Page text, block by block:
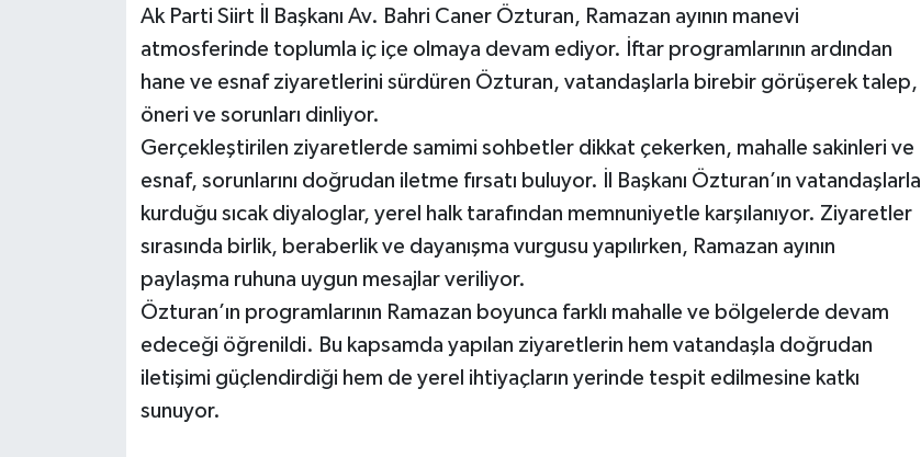
Ak Parti Siirt İl Başkanı Av. Bahri Caner Özturan, Ramazan ayının manevi
atmosferinde toplumla iç içe olmaya devam ediyor. İftar programlarının ardından
hane ve esnaf ziyaretlerini sürdüren Özturan, vatandaşlarla birebir görüşerek talep,
öneri ve sorunları dinliyor.
Gerçekleştirilen ziyaretlerde samimi sohbetler dikkat çekerken, mahalle sakinleri ve
esnaf, sorunlarını doğrudan iletme fırsatı buluyor. İl Başkanı Özturan’ın vatandaşlarla
kurduğu sıcak diyaloglar, yerel halk tarafından memnuniyetle karşılanıyor. Ziyaretler
sırasında birlik, beraberlik ve dayanışma vurgusu yapılırken, Ramazan ayının
paylaşma ruhuna uygun mesajlar veriliyor.
Özturan’ın programlarının Ramazan boyunca farklı mahalle ve bölgelerde devam
edeceği öğrenildi. Bu kapsamda yapılan ziyaretlerin hem vatandaşla doğrudan
iletişimi güçlendirdiği hem de yerel ihtiyaçların yerinde tespit edilmesine katkı
sunuyor.